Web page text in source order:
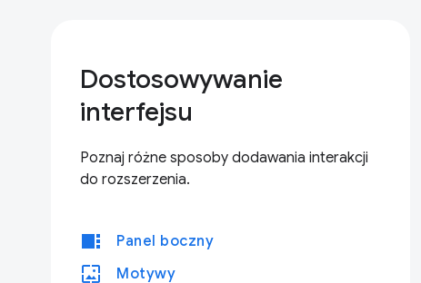
Dostosowywanie
interfejsu
Poznaj różne sposoby dodawania interakcji
do rozszerzenia.
view_sidebar Panel boczny
wallpaper Motywy